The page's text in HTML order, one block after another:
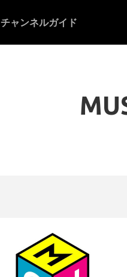
チャンネルガイド